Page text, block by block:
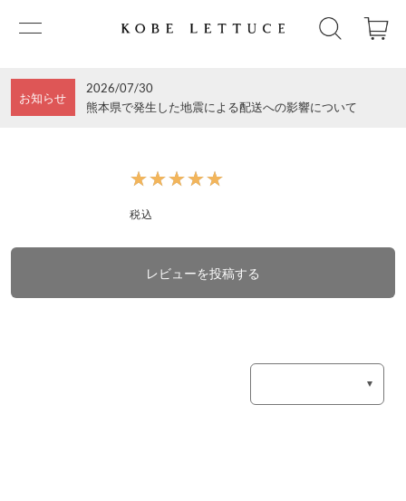
お知らせ
2026/07/30
熊本県で発生した地震による配送への影響について
★★★★★
★★★★★
税込
レビューを投稿する